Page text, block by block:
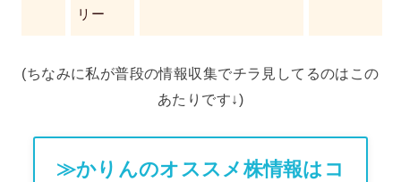
リー
(ちなみに私が普段の情報収集でチラ見してるのはこの
あたりです↓)
≫かりんのオススメ株情報はコ